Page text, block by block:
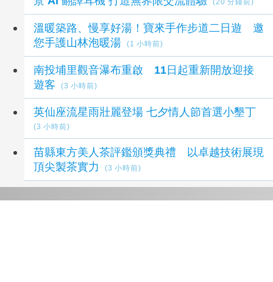
(20 分鐘前)
溫暖築路、慢享好湯！寶來手作步道二日遊 邀
您手護山林泡暖湯
(1 小時前)
南投埔里觀音瀑布重啟 11日起重新開放迎接
遊客
(3 小時前)
英仙座流星雨壯麗登場 七夕情人節首選小墾丁
(3 小時前)
苗縣東方美人茶評鑑頒獎典禮 以卓越技術展現
頂尖製茶實力
(3 小時前)